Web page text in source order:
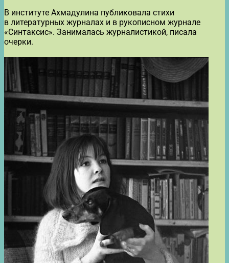
В институте Ахмадулина публиковала стихи
в литературных журналах и в рукописном журнале
«Синтаксис». Занималась журналистикой, писала
очерки.